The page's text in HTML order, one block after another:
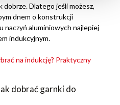
dobrze. Dlatego jeśli możesz,
dnem o konstrukcji
aluminiowych najlepiej
indukcyjnym.
na indukcję? Praktyczny
dobrać garnki do